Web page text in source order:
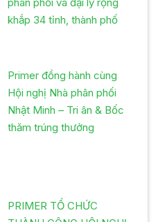
khắp 34 tỉnh, thành phố
Primer đồng hành cùng
Hội nghị Nhà phân phối
Nhật Minh – Tri ân & Bốc
thăm trúng thưởng
PRIMER TỔ CHỨC